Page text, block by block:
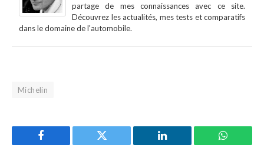
partage de mes connaissances avec ce site.
Découvrez les actualités, mes tests et comparatifs
dans le domaine de l'automobile.
Michelin
Facebook Twitter LinkedIn